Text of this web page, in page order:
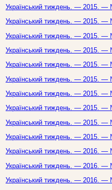
Український тиждень. — 2015. —
Український тиждень. — 2015. —
Український тиждень. — 2015. —
Український тиждень. — 2015. —
Український тиждень. — 2015. —
Український тиждень. — 2015. —
Український тиждень. — 2015. —
Український тиждень. — 2015. —
Український тиждень. — 2015. —
Український тиждень. — 2015. —
Український тиждень. — 2016. —
Український тиждень. — 2016. —
Український тиждень. — 2016. —